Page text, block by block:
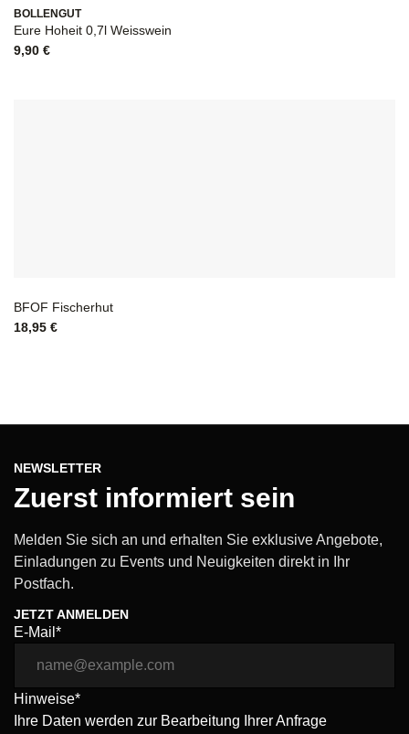
BOLLENGUT
Eure Hoheit 0,7l Weisswein
9,90 €
BFOF Fischerhut
18,95 €
NEWSLETTER
Zuerst informiert sein
Melden Sie sich an und erhalten Sie exklusive Angebote,
Einladungen zu Events und Neuigkeiten direkt in Ihr
Postfach.
JETZT ANMELDEN
E-Mail*
Hinweise*
Ihre Daten werden zur Bearbeitung Ihrer Anfrage